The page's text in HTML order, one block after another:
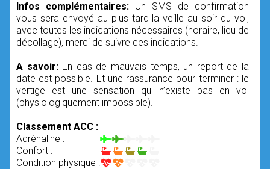
Infos complémentaires: Un SMS de confirmation
vous sera envoyé au plus tard la veille au soir du vol,
avec toutes les indications nécessaires (horaire, lieu de
décollage), merci de suivre ces indications.
A savoir: En cas de mauvais temps, un report de la
date est possible. Et une rassurance pour terminer : le
vertige est une sensation qui n’existe pas en vol
(physiologiquement impossible).
Classement ACC :
Adrénaline :
Confort :
Condition physique :